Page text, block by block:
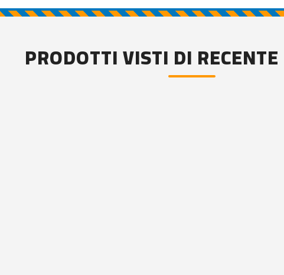
PRODOTTI VISTI DI RECENTE